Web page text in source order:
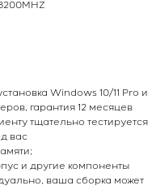
Windows 10/11 Pro и
гарантия 12 месяцев
тщательно тестируется
вас
и другие компоненты
ваша сборка может